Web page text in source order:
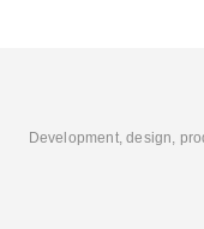
Development, design,